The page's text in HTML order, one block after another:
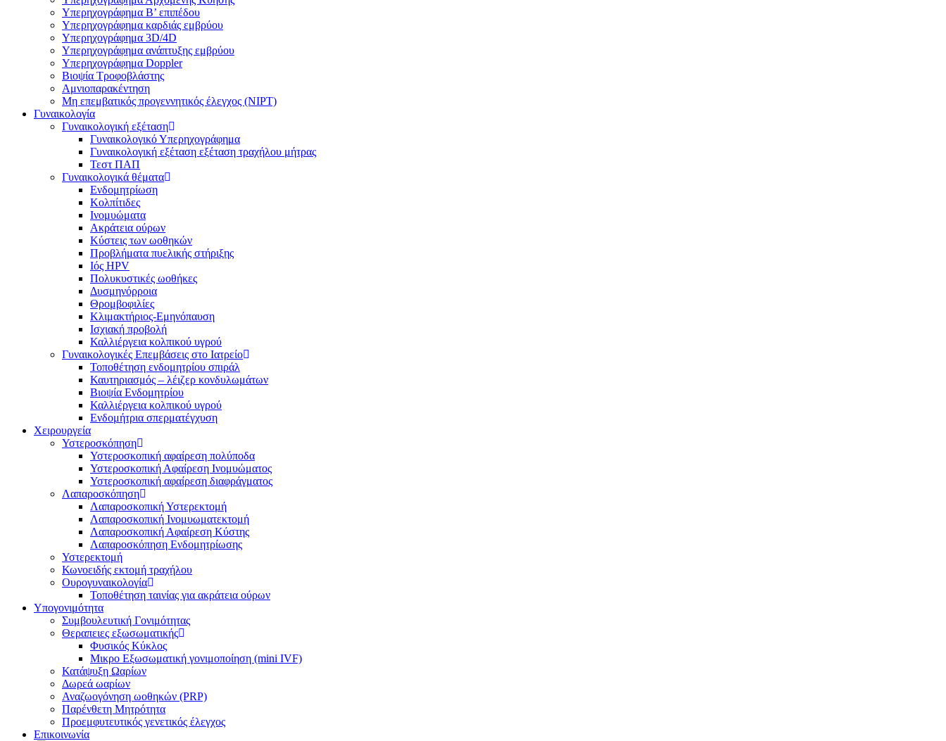
Υπερηχογράφημα Β’ επιπέδου
Υπερηχογράφημα καρδιάς εμβρύου
Υπερηχογράφημα 3D/4D
Υπερηχογράφημα ανάπτυξης εμβρύου
Υπερηχογράφημα Doppler
Βιοψία Τροφοβλάστης
Αμνιοπαρακέντηση
Μη επεμβατικός προγεννητικός έλεγχος (NIPT)
Γυναικολογία
Γυναικολογική εξέταση
Γυναικολογικό Υπερηχογράφημα
Γυναικολογική εξέταση εξέταση τραχήλου μήτρας
Τεστ ΠΑΠ
Γυναικολογικά θέματα
Ενδομητρίωση
Κολπίτιδες
Ινομυώματα
Ακράτεια ούρων
Κύστεις των ωοθηκών
Προβλήματα πυελικής στήριξης
Ιός HPV
Πολυκυστικές ωοθήκες
Δυσμηνόρροια
Θρομβοφιλίες
Κλιμακτήριος-Εμηνόπαυση
Ισχιακή προβολή
Καλλιέργεια κολπικού υγρού
Γυναικολογικές Επεμβάσεις στο Ιατρείο
Τοποθέτηση ενδομητρίου σπιράλ
Καυτηριασμός – λέιζερ κονδυλωμάτων
Βιοψία Ενδομητρίου
Καλλιέργεια κολπικού υγρού
Ενδομήτρια σπερματέγχυση
Χειρουργεία
Υστεροσκόπηση
Υστεροσκοπική αφαίρεση πολύποδα
Υστεροσκοπική Αφαίρεση Ινομυώματος
Υστεροσκοπική αφαίρεση διαφράγματος
Λαπαροσκόπηση
Λαπαροσκοπική Υστερεκτομή
Λαπαροσκοπική Ινομυωματεκτομή
Λαπαροσκοπική Αφαίρεση Κύστης
Λαπαροσκόπηση Ενδομητρίωσης
Υστερεκτομή
Κωνοειδής εκτομή τραχήλου
Ουρογυναικολογία
Τοποθέτηση ταινίας για ακράτεια ούρων
Υπογονιμότητα
Συμβουλευτική Γονιμότητας
Θεραπειες εξωσωματικής
Φυσικός Κύκλος
Μικρο Εξωσωματική γονιμοποίηση (mini IVF)
Κατάψυξη Ωαρίων
Δωρεά ωαρίων
Αναζωογόνηση ωοθηκών (PRP)
Παρένθετη Μητρότητα
Προεμφυτευτικός γενετικός έλεγχος
Επικοινωνία